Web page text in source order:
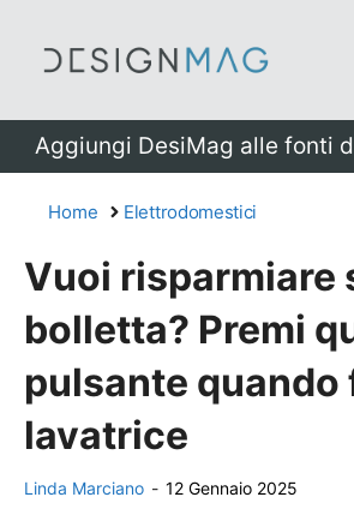
Aggiungi DesiMag alle fonti
Home Elettrodomestici
Vuoi risparmiare
bolletta? Premi
pulsante quando
lavatrice
Linda Marciano - 12 Gennaio 2025